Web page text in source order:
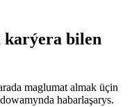
karýera bilen
maglumat almak üçin
habarlaşarys.